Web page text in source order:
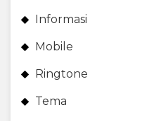
Informasi
Mobile
Ringtone
Tema